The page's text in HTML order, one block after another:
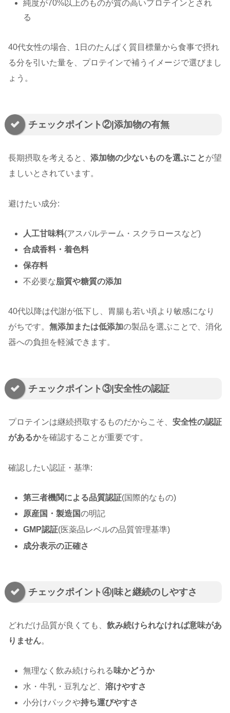
純度が70%以上のものが質の高いプロテインとされ
る
40代女性の場合、1日のたんぱく質目標量から食事で摂れ
る分を引いた量を、プロテインで補うイメージで選びまし
ょう。
チェックポイント②|添加物の有無
長期摂取を考えると、 添加物の少ないものを選ぶことが望
ましいとされています。
避けたい成分:
人工甘味料(アスパルテーム・スクラロースなど)
合成香料・着色料
保存料
不必要な脂質や糖質の添加
40代以降は代謝が低下し、胃腸も若い頃より敏感になり
がちです。 無添加または低添加の製品を選ぶことで、消化
器への負担を軽減できます。
チェックポイント③|安全性の認証
プロテインは継続摂取するものだからこそ、 安全性の認証
があるかを確認することが重要です。
確認したい認証・基準:
第三者機関による品質認証(国際的なもの)
原産国・製造国の明記
GMP認証(医薬品レベルの品質管理基準)
成分表示の正確さ
チェックポイント④|味と継続のしやすさ
どれだけ品質が良くても、 飲み続けられなければ意味があ
りません。
無理なく飲み続けられる 味かどうか
水・牛乳・豆乳など、溶けやすさ
小分けパックや持ち運びやすさ